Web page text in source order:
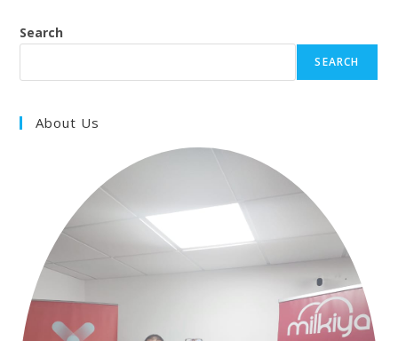
Search
SEARCH
About Us